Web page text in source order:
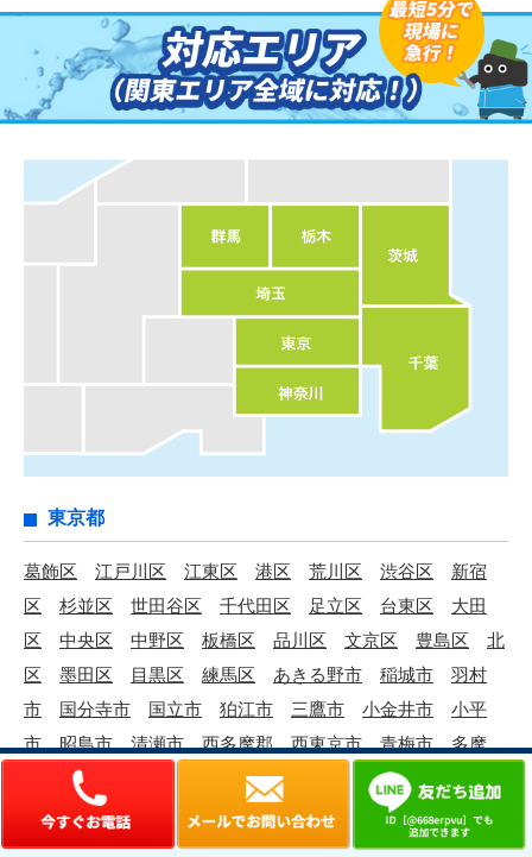
東京都
葛飾区 江戸川区 江東区 港区 荒川区 渋谷区
新宿
区
杉並区 世田谷区 千代田区 足立区 台東区
大田
区
中央区 中野区 板橋区 品川区 文京区 豊島区
北
区
墨田区 目黒区 練馬区 あきる野市 稲城市
羽村
市
国分寺市 国立市 狛江市 三鷹市 小金井市
小平
市
昭島市 清瀬市 西多摩郡 西東京市 青梅市
多摩
町田市 東久留米市 東村山市 東大和市
野市
八王子市 府中市 武蔵村山市 武蔵野市
福生市
立川市